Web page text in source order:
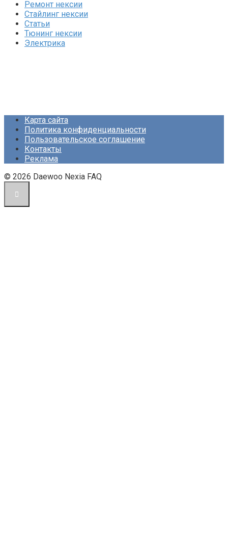
Ремонт нексии
Стайлинг нексии
Статьи
Тюнинг нексии
Электрика
Карта сайта
Политика конфиденциальности
Пользовательское соглашение
Контакты
Реклама
© 2026 Daewoo Nexia FAQ